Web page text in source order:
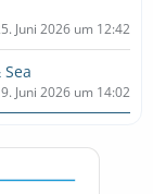
Juni 2026 um 12:42
Juni 2026 um 14:02